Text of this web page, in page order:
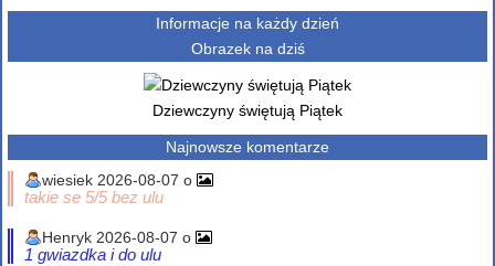
Informacje na każdy dzień
Obrazek na dziś
Dziewczyny świętują Piątek
Najnowsze komentarze
wiesiek 2026-08-07 o
takie se 5/5 bez ulu
Henryk 2026-08-07 o
1 gwiazdka i do ulu